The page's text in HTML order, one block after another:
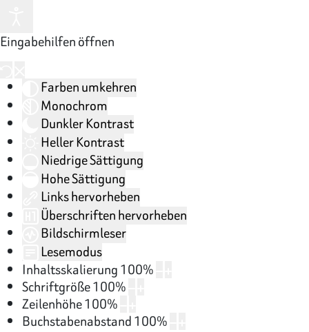
Eingabehilfen öffnen
Farben umkehren
Monochrom
Dunkler Kontrast
Heller Kontrast
Niedrige Sättigung
Hohe Sättigung
Links hervorheben
Überschriften hervorheben
Bildschirmleser
Lesemodus
Inhaltsskalierung100%
Schriftgröße100%
Zeilenhöhe100%
Buchstabenabstand100%